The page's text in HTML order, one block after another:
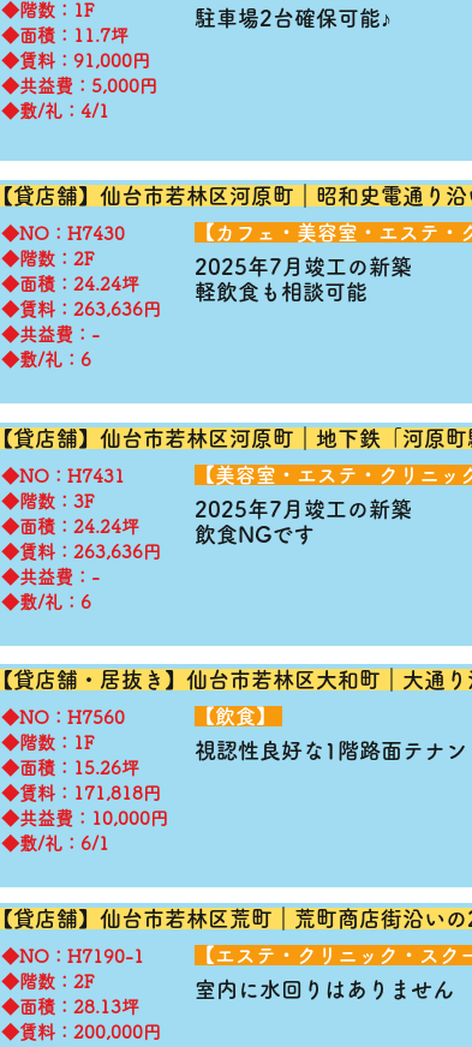
◆階数：1F
◆面積：11.7坪
◆賃料：91,000円
◆共益費：5,000円
◆敷/礼：4/1
駐車場2台確保可能♪
【貸店舗】仙台市若林区河原町｜昭和史電通り
​◆NO：H7430
◆階数：2F
◆面積：24.24坪
◆賃料：263,636円
◆共益費：-
◆敷/礼：6
2025年7月竣工の新築
​軽飲食も相談可能
【カフェ・美容室・エステ
【貸店舗】仙台市若林区河原町｜地下鉄「河原
​◆NO：H7431
◆階数：3F
◆面積：24.24坪
◆賃料：263,636円
◆共益費：-
◆敷/礼：6
2025年7月竣工の新築
飲食NGです
【美容室・エステ・クリニッ
【貸店舗・居抜き】仙台市若林区大和町｜大通
​◆NO：H7560
◆階数：1F
◆面積：15.26坪
◆賃料：171,818円
◆共益費：10,000円
◆敷/礼：6/1
視認性良好な1階路面テナン
​【飲食】
【貸店舗】仙台市若林区荒町｜荒町商店街沿い
​◆NO：H7190-1
◆階数：2F
◆面積：28.13坪
◆賃料：200,000円
​室内に水回りはありません
【エステ・クリニック・スク